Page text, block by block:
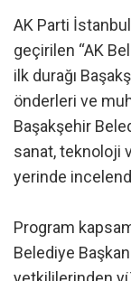
AK Parti İstanbul
geçirilen “AK
ilk durağı
önderleri ve
Başakşehir
sanat, teknoloji
yerinde
Program
Belediye